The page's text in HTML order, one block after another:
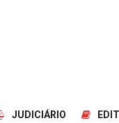
JUDICIÁRIO